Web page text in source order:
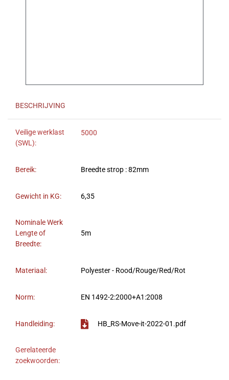
BESCHRIJVING
Veilige werklast
(SWL):
5000
Bereik: Breedte strop : 82mm
Gewicht in KG: 6,35
Nominale Werk
Lengte of
Breedte:
5m
Materiaal: Polyester - Rood/Rouge/Red/Rot
Norm: EN 1492-2:2000+A1:2008
Handleiding: HB_RS-Move-it-2022-01.pdf
Gerelateerde
zoekwoorden: